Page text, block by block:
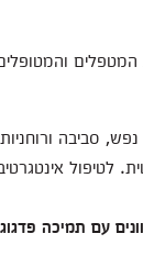
לטיפול
עם תמיכה